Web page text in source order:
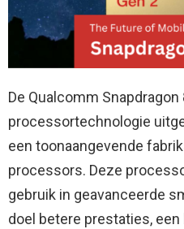
De Qualcomm
processortechnologie
een toonaangevende
processors. Deze
gebruik in geavanceerde
doel betere prestaties,